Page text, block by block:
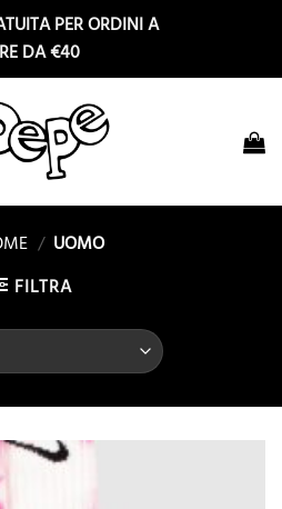
PER ORDINI A
DA €40
/ UOMO
FILTRA